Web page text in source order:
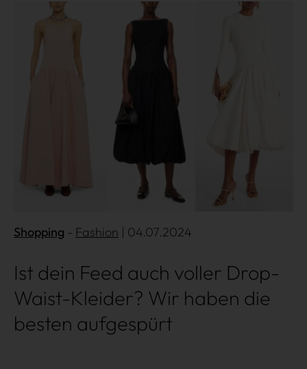
Shopping Fashion | 04.07.2024
Ist dein Feed auch voller Drop-
Waist-Kleider? Wir haben die
besten aufgespürt
Mehr lesen